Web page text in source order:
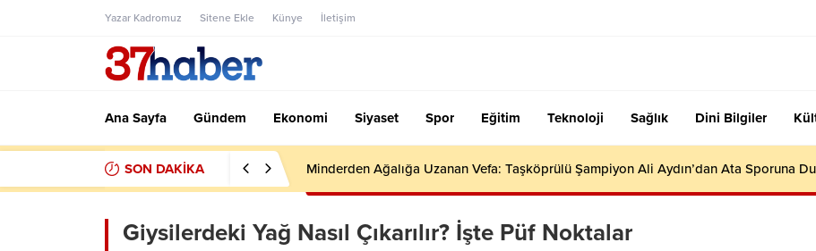
Yazar Kadromuz Sitene Ekle Künye İletişim
Ana Sayfa Gündem Ekonomi Siyaset Spor Eğitim Teknoloji Sağlık Dini Bilgiler
SON DAKİKA Minderden Ağalığa Uzanan Vefa: Taşköprülü Şampiyon Ali Aydın’dan Ata Sporuna
Giysilerdeki Yağ Nasıl Çıkarılır? İşte Püf Noktalar